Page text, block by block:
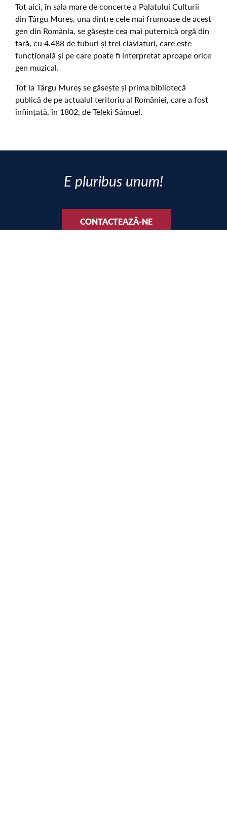
Tot aici, în sala mare de concerte a Palatului Culturii
din Târgu Mureș, una dintre cele mai frumoase de acest
gen din România, se găsește cea mai puternică orgă din
țară, cu 4.488 de tuburi și trei claviaturi, care este
funcțională și pe care poate fi interpretat aproape orice
gen muzical.
Tot la Târgu Mureș se găsește și prima bibliotecă
publică de pe actualul teritoriu al României, care a fost
înființată, în 1802, de Teleki Sámuel.
E pluribus unum!
CONTACTEAZĂ-NE